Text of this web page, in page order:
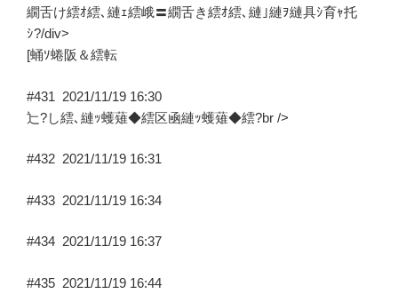
繝舌け繧ｵ繧､縺ｪ繧峨〓繝舌き繧ｵ繧､縺｣縺ｦ縺具ｼ育ｬ托
ｼ?/div>
[蛹ｿ蜷阪＆繧転
#431 2021/11/19 16:30
辷?し繧､縺ｯ蠖薙◆繧区凾縺ｯ蠖薙◆繧?br />
#432 2021/11/19 16:31
#433 2021/11/19 16:34
#434 2021/11/19 16:37
#435 2021/11/19 16:44